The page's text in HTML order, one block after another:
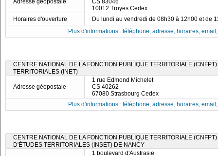
Adresse géopostale
CS 83046
10012 Troyes Cedex
Horaires d'ouverture
Du lundi au vendredi de 08h30 à 12h00 et de
Plus d'informations : téléphone, adresse, horaires,
CENTRE NATIONAL DE LA FONCTION PUBLIQUE TERRITORIALE
TERRITORIALES (INET)
Adresse géopostale
1 rue Edmond Michelet
CS 40262
67080 Strasbourg Cedex
Plus d'informations : téléphone, adresse, horaires,
CENTRE NATIONAL DE LA FONCTION PUBLIQUE TERRITORIALE
D'ÉTUDES TERRITORIALES (INSET) DE NANCY
1 boulevard d'Austrasie